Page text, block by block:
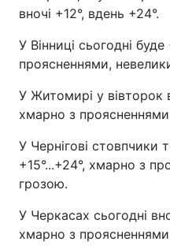
вночі +12°, вдень +24°.
У Вінниці сьогодні
проясненнями,
У Житомирі у вівторок
хмарно з
У Чернігові стовпчики
+15°...+24°, хмарно з
грозою.
У Черкасах сьогодні
хмарно з